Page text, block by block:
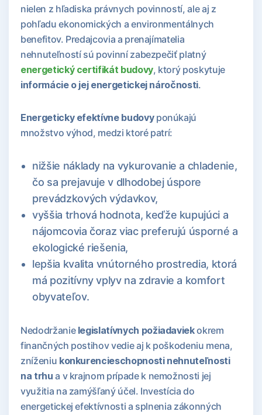
nielen z hľadiska právnych povinností, ale aj z
pohľadu ekonomických a environmentálnych
benefitov. Predajcovia a prenajímatelia
nehnuteľností sú povinní zabezpečiť platný
energetický certifikát budovy, ktorý poskytuje
informácie o jej energetickej náročnosti.
Energeticky efektívne budovyponúkajú
množstvo výhod, medzi ktoré patrí:
nižšie náklady na vykurovanie a chladenie,
čo sa prejavuje v dlhodobej úspore
prevádzkových výdavkov,
vyššia trhová hodnota, keďže kupujúci a
nájomcovia čoraz viac preferujú úsporné a
ekologické riešenia,
lepšia kvalita vnútorného prostredia, ktorá
má pozitívny vplyv na zdravie a komfort
obyvateľov.
Nedodržanie legislatívnych požiadaviekokrem
finančných postihov vedie aj k poškodeniu mena,
zníženiu konkurencieschopnosti nehnuteľnosti
na trhu a v krajnom prípade k nemožnosti jej
využitia na zamýšľaný účel. Investícia do
energetickej efektívnosti a splnenia zákonných